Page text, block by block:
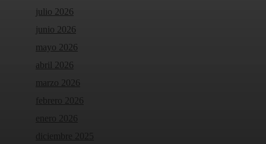
julio 2026
junio 2026
mayo 2026
abril 2026
marzo 2026
febrero 2026
enero 2026